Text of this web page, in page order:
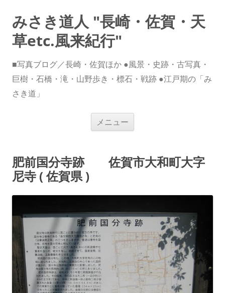
みさき道人 "長崎・佐賀・天
草etc.風来紀行"
■写真ブログ／長崎・佐賀ほか ●風景・史跡・古写真・
巨樹・石橋・滝・山野歩き・標石・戦跡 ●江戸期の「み
さき道」
メニュー
ス
キ
肥前国分寺跡 佐賀市大和町大字
尼寺 ( 佐賀県 )